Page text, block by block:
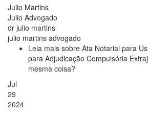
Julio Martins
Julio Advogado
dr julio martins
julio martins advogado
Leia mais sobre Ata Notarial para
para Adjudicação Compulsória
mesma coisa?
Jul
29
2024